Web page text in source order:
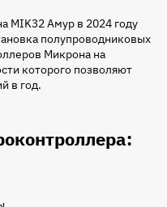
MIK32 Амур в 2024 году
полупроводниковых
Микрона на
которого позволяют
в год.